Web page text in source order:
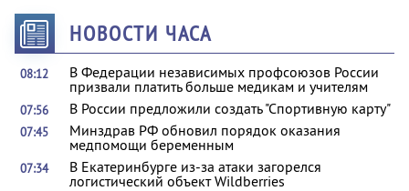
НОВОСТИ ЧАСА
08:12
В Федерации независимых профсоюзов России
призвали платить больше медикам и учителям
07:56 В России предложили создать "Спортивную карту"
07:45
Минздрав РФ обновил порядок оказания
медпомощи беременным
07:34
В Екатеринбурге из-за атаки загорелся
логистический объект Wildberries